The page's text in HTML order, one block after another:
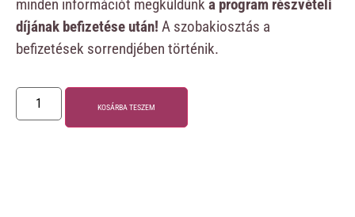
minden információt megküldünk a program részvételi
díjának befizetése után! A szobakiosztás a
befizetések sorrendjében történik.
KOSÁRBA TESZEM